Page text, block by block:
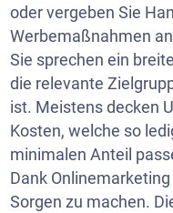
oder vergeben Sie
Werbemaßnahmen
Sie sprechen ein
die relevante
ist. Meistens decken
Kosten, welche so
minimalen Anteil
Dank
Sorgen zu machen.